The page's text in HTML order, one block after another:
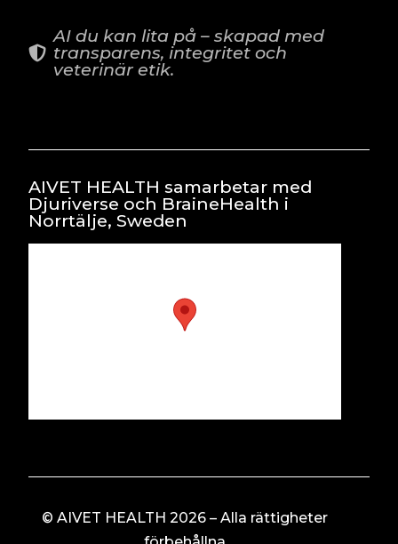
AI du kan lita på – skapad med
transparens, integritet och
veterinär etik.
AIVET HEALTH samarbetar med
Djuriverse och BraineHealth i
Norrtälje, Sweden
© AIVET HEALTH 2026 – Alla rättigheter